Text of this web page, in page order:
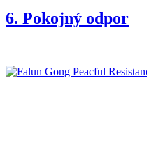
6. Pokojný odpor